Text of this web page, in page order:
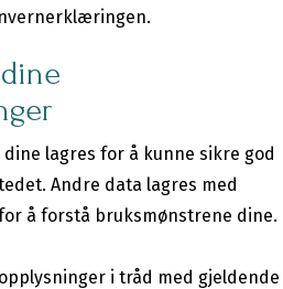
lagres for å kunne sikre god
Andre data lagres med
å forstå bruksmønstrene dine.
i tråd med gjeldende